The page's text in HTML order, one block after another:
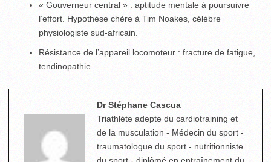
« Gouverneur central » : aptitude mentale à poursuivre
l’effort. Hypothèse chère à Tim Noakes, célèbre
physiologiste sud-africain.
Résistance de l’appareil locomoteur : fracture de fatigue,
tendinopathie.
Dr Stéphane Cascua
Triathlète adepte du cardiotraining et
de la musculation - Médecin du sport -
traumatologue du sport - nutritionniste